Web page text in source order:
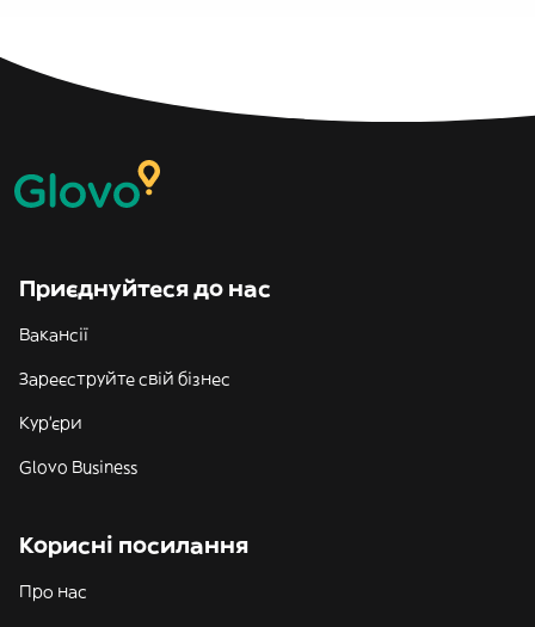
Приєднуйтеся до нас
Вакансії
Зареєструйте свій бізнес
Кур'єри
Glovo Business
Корисні посилання
Про нас